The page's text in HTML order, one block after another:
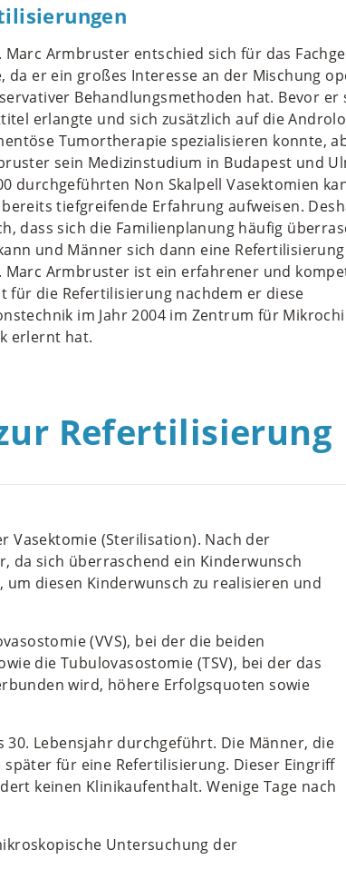
Marc Armbruster entschied sich für das
da er ein großes Interesse an der Mischung
Behandlungsmethoden hat. Bevor er
erlangte und sich zusätzlich auf die
Tumortherapie spezialisieren konnte,
sein Medizinstudium in Budapest und
durchgeführten Non Skalpell Vasektomien
tiefgreifende Erfahrung aufweisen.
dass sich die Familienplanung häufig
und Männer sich dann eine
Marc Armbruster ist ein erfahrener und
für die Refertilisierung nachdem er diese
im Jahr 2004 im Zentrum für
erlernt hat.
Refertilisierung
Vasektomie (Sterilisation). Nach der
da sich überraschend ein Kinderwunsch
diesen Kinderwunsch zu realisieren und
(VVS), bei der die beiden
die Tubulovasostomie (TSV), bei der das
wird, höhere Erfolgsquoten sowie
Lebensjahr durchgeführt. Die Männer, die
für eine Refertilisierung. Dieser Eingriff
keinen Klinikaufenthalt. Wenige Tage nach
Untersuchung der